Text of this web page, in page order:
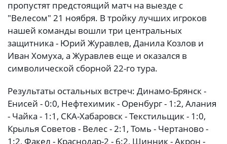
пропустят предстоящий матч на выезде с
"Велесом" 21 ноября. В тройку лучших игроков
нашей команды вошли три центральных
защитника - Юрий Журавлев, Данила Козлов и
Иван Хомуха, а Журавлев еще и оказался в
символической сборной 22-го тура.
Результаты остальных встреч: Динамо-Брянск -
Енисей - 0:0, Нефтехимик - Оренбург - 1:2, Алания
- Чайка - 1:1, СКА-Хабаровск - Текстильщик - 1:0,
Крылья Советов - Велес - 2:1, Томь - Чертаново -
1:2, Факел - Краснодар-2 - 6:2, Шинник - Акрон -